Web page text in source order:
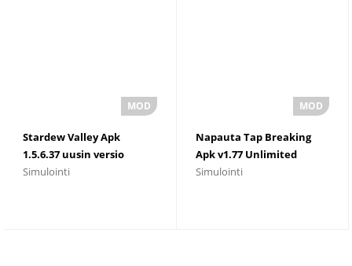
Stardew Valley Apk
1.5.6.37 uusin versio
ilmainen lataus
Simulointi
Napauta Tap Breaking
Apk v1.77 Unlimited
Money
Simulointi